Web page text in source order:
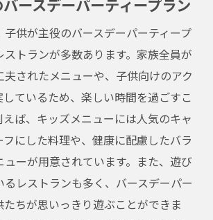
ースデーパーティープラン
供が主役のバースデーパーティープ
ストランが多数あります。家族全員が
されたメニューや、子供向けのアク
ているため、楽しい時間を過ごすこ
えば、キッズメニューには人気のキャ
フにした料理や、健康に配慮したバラ
ューが用意されています。また、遊び
レストランも多く、バースデーパー
ちが思いっきり遊ぶことができま